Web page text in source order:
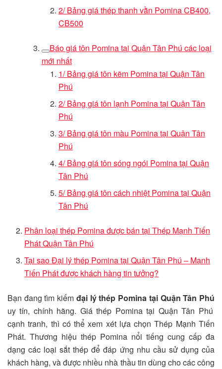
2/ Bảng giá thép thanh vằn Pomina CB400,
CB500
Báo giá tôn Pomina tại Quận Tân Phú các loại
mới nhất
1/ Bảng giá tôn kẽm Pomina tại Quận Tân
Phú
2/ Bảng giá tôn lạnh Pomina tại Quận Tân
Phú
3/ Bảng giá tôn màu Pomina tại Quận Tân
Phú
4/ Bảng giá tôn sóng ngói Pomina tại Quận
Tân Phú
5/ Bảng giá tôn cách nhiệt Pomina tại Quận
Tân Phú
Phân loại thép Pomina được bán tại Thép Mạnh Tiến
Phát Quận Tân Phú
Tại sao Đại lý thép Pomina tại Quận Tân Phú – Mạnh
Tiến Phát được khách hàng tin tưởng?
Bạn đang tìm kiếm đại lý thép Pomina tại Quận Tân Phú
uy tín, chính hãng. Giá thép Pomina tại Quận Tân Phú
cạnh tranh, thì có thể xem xét lựa chọn Thép Mạnh Tiến
Phát. Thương hiệu thép Pomina nổi tiếng cung cấp đa
dạng các loại sắt thép để đáp ứng nhu cầu sử dụng của
khách hàng, và được nhiều nhà thầu tin dùng cho các công